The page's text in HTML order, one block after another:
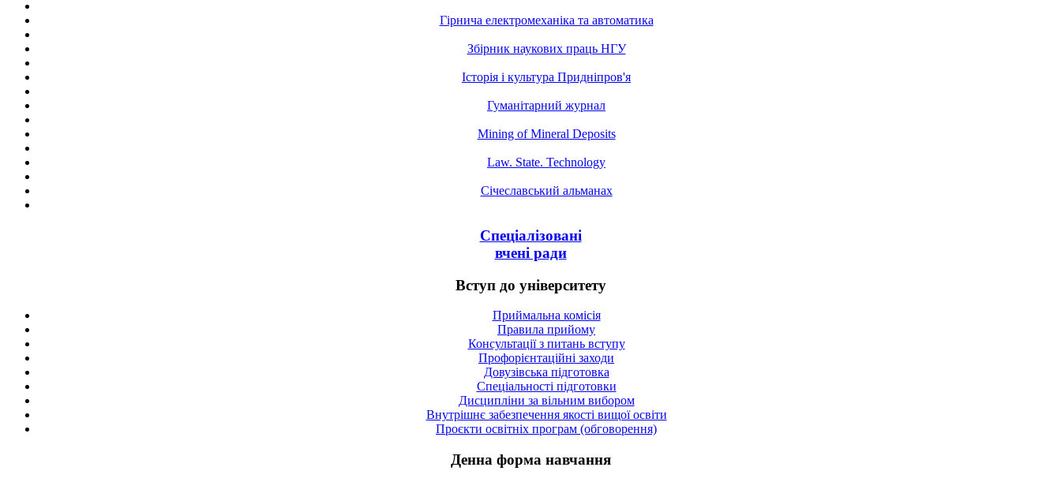
Гірнича електромеханіка та автоматика
Збірник наукових праць НГУ
Історія і культура Придніпров'я
Гуманітарний журнал
Mining of Mineral Deposits
Law. State. Technology
Січеславський альманах
Спеціалізовані
вчені ради
Вступ до університету
Приймальна комісія
Правила прийому
Консультації з питань вступу
Профорієнтаційні заходи
Довузівська підготовка
Спецiальностi підготовки
Дисципліни за вільним вибором
Внутрішнє забезпечення якості вищої освіти
Проєкти освітніх програм (обговорення)
Денна форма навчання